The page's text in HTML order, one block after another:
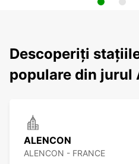
Descoperiți
populare din jurul
ALENCON
ALENCON - FRANCE